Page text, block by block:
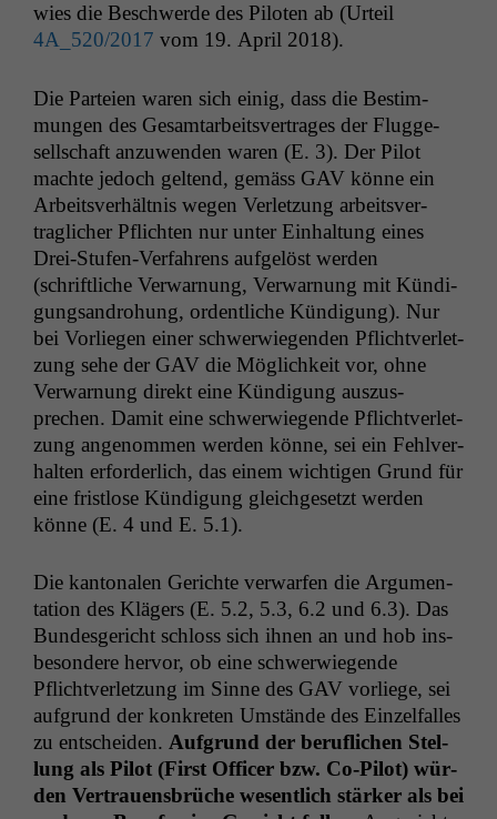
wies die Beschw­erde des Piloten ab (Urteil
4A_520/2017 vom 19. April 2018).
Die Parteien waren sich einig, dass die Bes­tim­
mungen des Gesam­tar­beitsver­trages der Flugge­
sellschaft anzuwen­den waren (E. 3). Der Pilot
machte jedoch gel­tend, gemäss GAV könne ein
Arbeitsver­hält­nis wegen Ver­let­zung arbeitsver­
traglich­er Pflicht­en nur unter Ein­hal­tung eines
Drei-Stufen-Ver­fahrens aufgelöst wer­den
(schriftliche Ver­war­nung, Ver­war­nung mit Kündi­
gungsan­dro­hung, ordentliche Kündi­gung). Nur
bei Vor­liegen ein­er schw­er­wiegen­den Pflichtver­let­
zung sehe der GAV die Möglichkeit vor, ohne
Ver­war­nung direkt eine Kündi­gung auszus­
prechen. Damit eine schw­er­wiegende Pflichtver­let­
zung angenom­men wer­den könne, sei ein Fehlver­
hal­ten erforder­lich, das einem wichti­gen Grund für
eine frist­lose Kündi­gung gle­ichge­set­zt wer­den
könne (E. 4 und E. 5.1).
Die kan­tonalen Gerichte ver­war­fen die Argu­men­
ta­tion des Klägers (E. 5.2, 5.3, 6.2 und 6.3). Das
Bun­des­gericht schloss sich ihnen an und hob ins­
beson­dere her­vor, ob eine schw­er­wiegende
Pflichtver­let­zung im Sinne des GAV vor­liege, sei
auf­grund der konkreten Umstände des Einzelfall­es
zu entschei­den. Auf­grund der beru­flichen Stel­
lung als Pilot (First Offi­cer bzw. Co-Pilot) wür­
den Ver­trauens­brüche wesentlich stärk­er als bei